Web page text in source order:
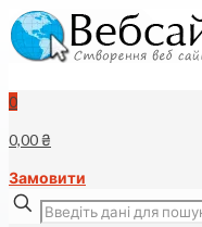
0
0,00 ₴
Замовити